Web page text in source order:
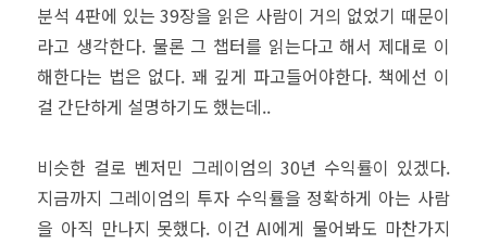
분석 4판에 있는 39장을 읽은 사람이 거의 없었기 때문이
라고 생각한다. 물론 그 챕터를 읽는다고 해서 제대로 이
해한다는 법은 없다. 꽤 깊게 파고들어야한다. 책에선 이
걸 간단하게 설명하기도 했는데..
비슷한 걸로 벤저민 그레이엄의 30년 수익률이 있겠다.
지금까지 그레이엄의 투자 수익률을 정확하게 아는 사람
을 아직 만나지 못했다. 이건 AI에게 물어봐도 마찬가지